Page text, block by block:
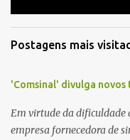
Postagens mais
'Comsinal' divulga
Em virtude da dificuldade
empresa fornecedora de